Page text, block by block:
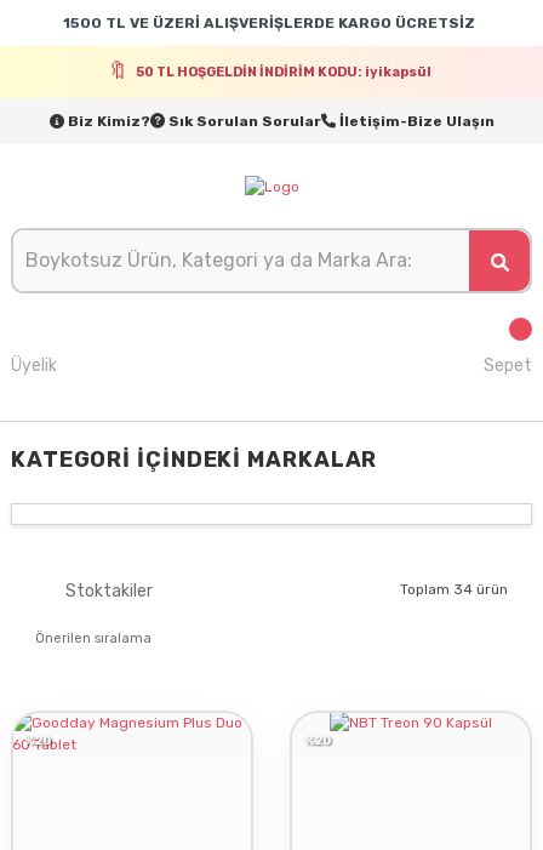
1500 TL VE ÜZERİ ALIŞVERİŞLERDE KARGO ÜCRETSİZ
50 TL HOŞGELDİN İNDİRİM KODU: iyikapsül
Biz Kimiz? Sık Sorulan Sorular İletişim-Bize Ulaşın
Üyelik Sepet
KATEGORI İÇINDEKI MARKALAR
Stoktakiler Toplam 34 ürün
%20 %20